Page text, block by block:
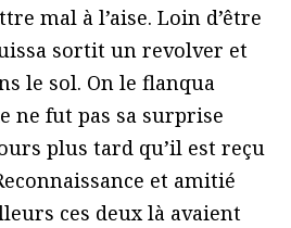
mal à l’aise. Loin d’être
sortit un revolver et
le sol. On le flanqua
ne fut pas sa surprise
plus tard qu’il est reçu
et amitié
ces deux là avaient